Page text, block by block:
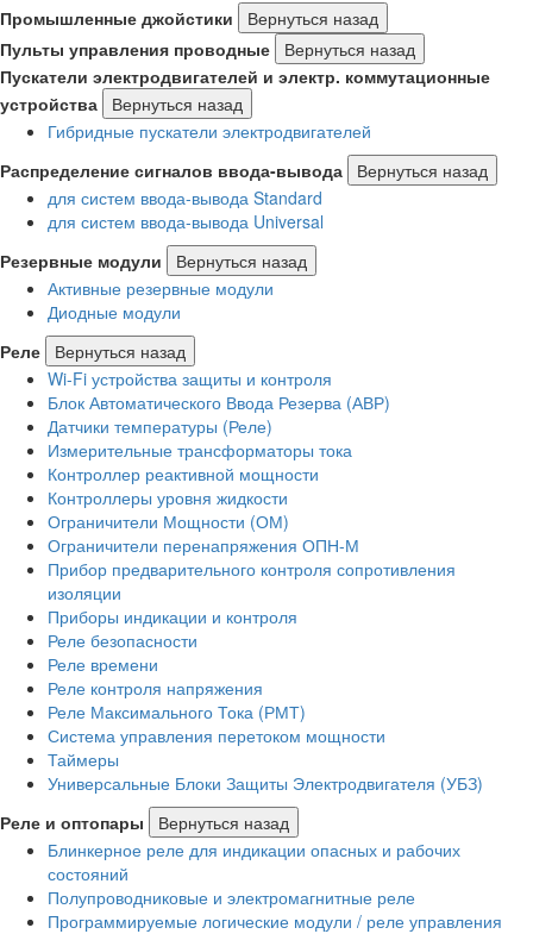
Промышленные джойстики
Вернуться назад
Пульты управления проводные
Вернуться назад
Пускатели электродвигателей и электр. коммутационные
устройства
Вернуться назад
Гибридные пускатели электродвигателей
Распределение сигналов ввода-вывода
Вернуться назад
для систем ввода-вывода Standard
для систем ввода-вывода Universal
Резервные модули
Вернуться назад
Активные резервные модули
Диодные модули
Реле
Вернуться назад
Wi-Fi устройства защиты и контроля
Блок Автоматического Ввода Резерва (АВР)
Датчики температуры (Реле)
Измерительные трансформаторы тока
Контроллер реактивной мощности
Контроллеры уровня жидкости
Ограничители Мощности (ОМ)
Ограничители перенапряжения ОПН-М
Прибор предварительного контроля сопротивления
изоляции
Приборы индикации и контроля
Реле безопасности
Реле времени
Реле контроля напряжения
Реле Максимального Тока (РМТ)
Система управления перетоком мощности
Таймеры
Универсальные Блоки Защиты Электродвигателя (УБЗ)
Реле и оптопары
Вернуться назад
Блинкерное реле для индикации опасных и рабочих
состояний
Полупроводниковые и электромагнитные реле
Программируемые логические модули / реле управления